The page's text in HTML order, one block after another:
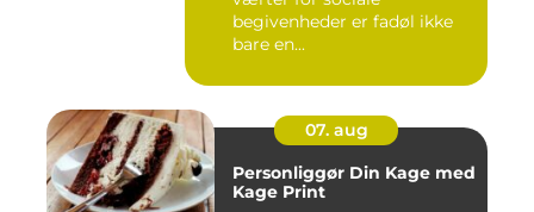
begivenheder er fadøl ikke
bare en...
07. aug
Personliggør Din Kage med
Kage Print